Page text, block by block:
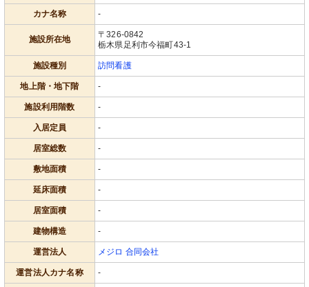
カナ名称 -
施設所在地
〒326-0842
栃木県足利市今福町43-1
施設種別 訪問看護
地上階・地下階 -
施設利用階数 -
入居定員 -
居室総数 -
敷地面積 -
延床面積 -
居室面積 -
建物構造 -
運営法人 メジロ 合同会社
運営法人カナ名称 -